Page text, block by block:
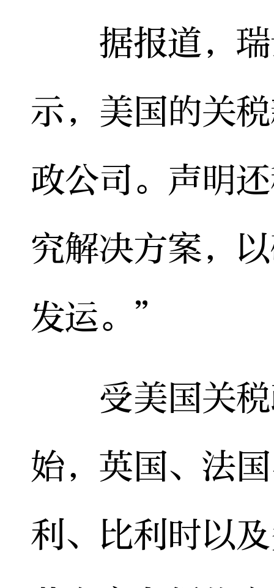
据报道，瑞
示，美国的关
政公司。声明
究解决方案，
发运。”
受美国关税
始，英国、法
利、比利时以